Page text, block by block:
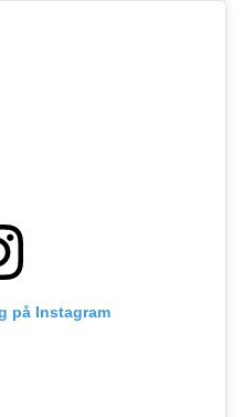
på Instagram